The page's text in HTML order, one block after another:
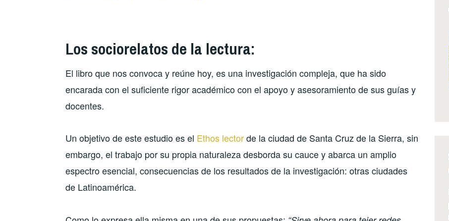
Los sociorelatos de la lectura:
El libro que nos convoca y reúne hoy, es una investigación compleja, que ha sido
encarada con el suficiente rigor académico con el apoyo y asesoramiento de sus guías y
docentes.
Un objetivo de este estudio es el Ethos lectorde la ciudad de Santa Cruz de la Sierra, sin
embargo, el trabajo por su propia naturaleza desborda su cauce y abarca un amplio
espectro esencial, consecuencias de los resultados de la investigación: otras ciudades
de Latinoamérica.